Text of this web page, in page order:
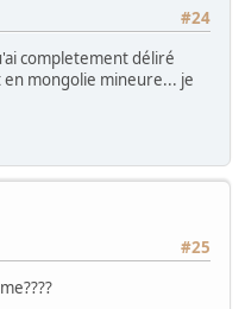
#24
completement déliré
en mongolie mineure... je
#25